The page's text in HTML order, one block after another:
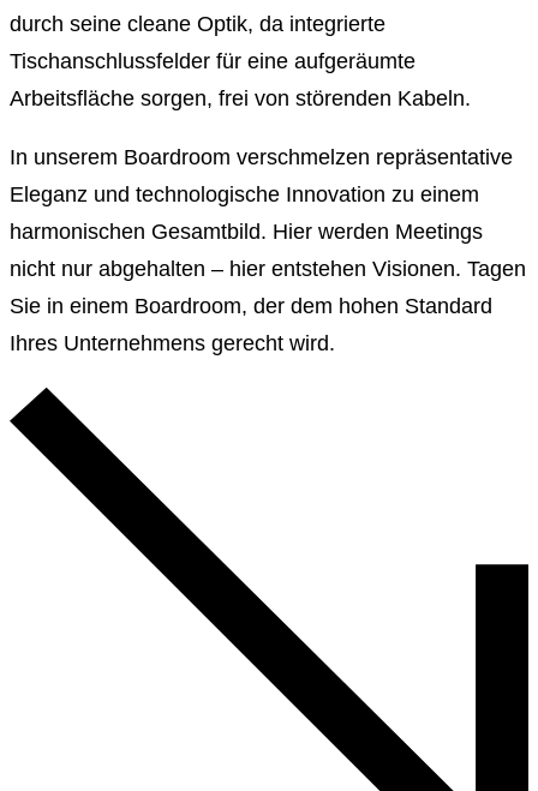
durch seine cleane Optik, da integrierte
Tischanschlussfelder für eine aufgeräumte
Arbeitsfläche sorgen, frei von störenden Kabeln.
In unserem Boardroom verschmelzen repräsentative
Eleganz und technologische Innovation zu einem
harmonischen Gesamtbild. Hier werden Meetings
nicht nur abgehalten – hier entstehen Visionen. Tagen
Sie in einem Boardroom, der dem hohen Standard
Ihres Unternehmens gerecht wird.